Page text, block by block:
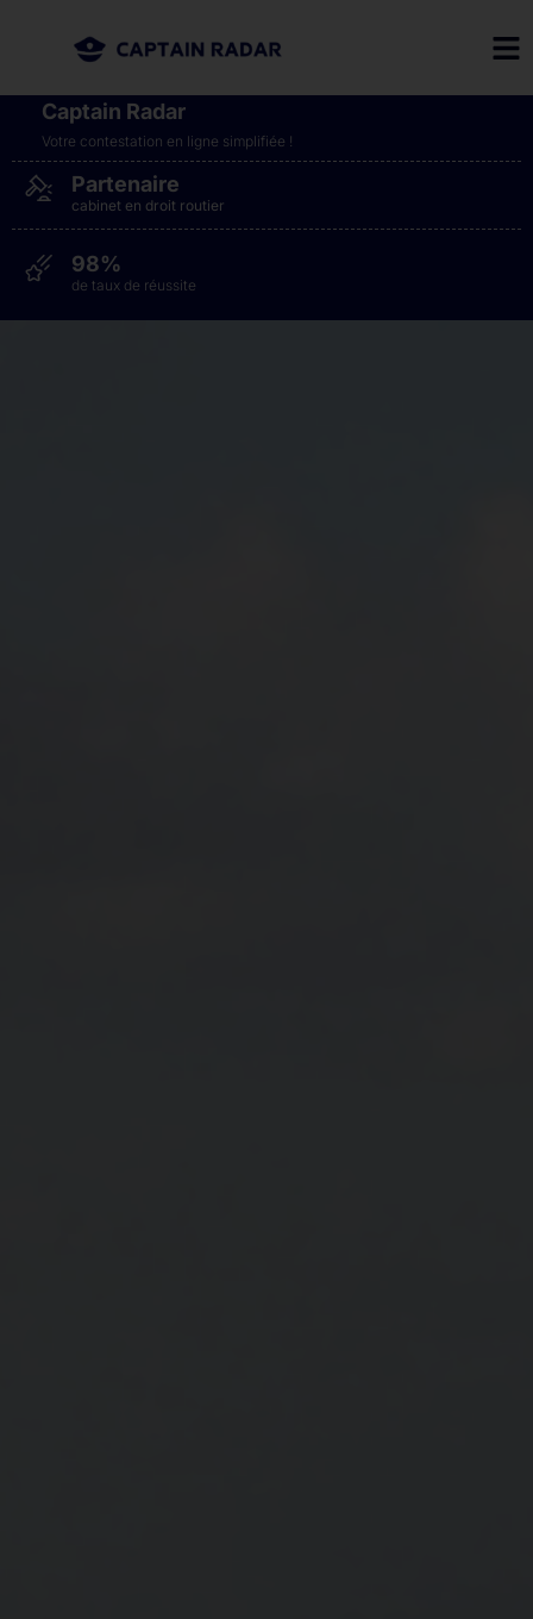
Captain Radar
Votre contestation en ligne simplifiée​ !
98%
de taux de réussite
Partenaire
cabinet en droit routier